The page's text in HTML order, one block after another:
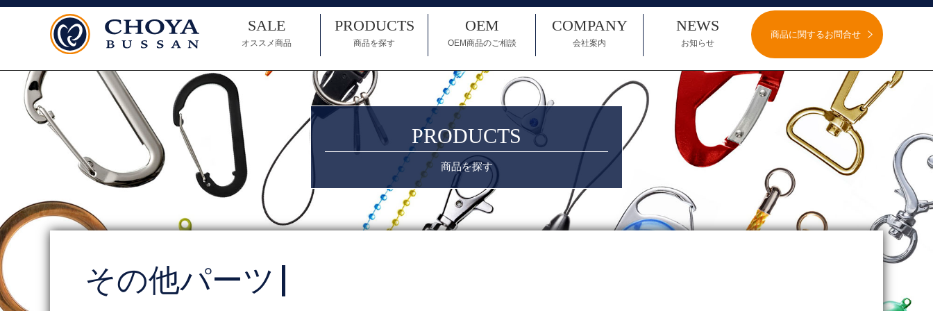
SALE
オススメ商品
PRODUCTS
商品を探す
OEM
OEM商品のご相談
COMPANY
会社案内
NEWS
お知らせ
商品に関するお問合せ
PRODUCTS
商品を探す
その他パーツ